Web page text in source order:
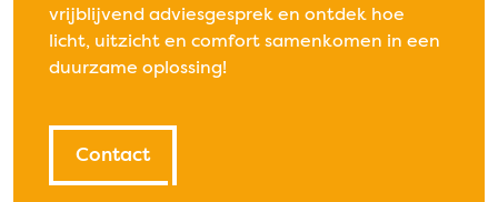
vrijblijvend adviesgesprek en ontdek hoe
licht, uitzicht en comfort samenkomen in een
duurzame oplossing!
Contact